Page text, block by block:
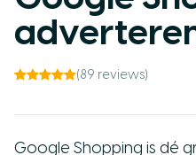
(89 reviews)
Google Shopping is dé